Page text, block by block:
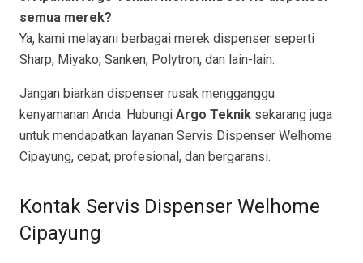
semua merek?
Ya, kami melayani berbagai merek dispenser seperti
Sharp, Miyako, Sanken, Polytron, dan lain-lain.
Jangan biarkan dispenser rusak mengganggu
kenyamanan Anda. Hubungi Argo Teknik sekarang juga
untuk mendapatkan layanan Servis Dispenser Welhome
Cipayung, cepat, profesional, dan bergaransi.
Kontak Servis Dispenser Welhome
Cipayung